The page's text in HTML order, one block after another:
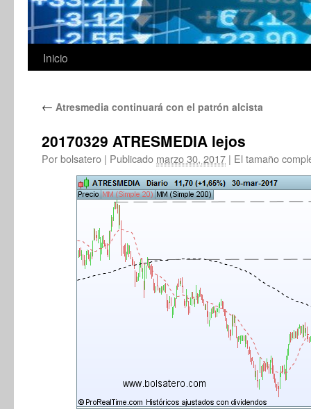
Inicio
← Atresmedia continuará con el patrón alcista
20170329 ATRESMEDIA lejos
Porbolsatero | Publicado marzo 30, 2017 | El tamaño